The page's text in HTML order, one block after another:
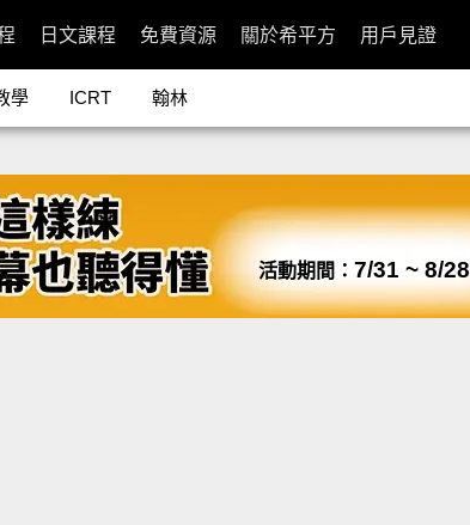
日文課程 免費資源 關於希平方 用戶見證
學 ICRT 翰林
活動期間： 7/31 ~ 8/28